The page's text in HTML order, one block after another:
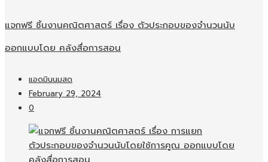
แจกฟรี ชิ้นงานคณิตศาสตร์ เรื่อง ตัวประกอบของจำนวนนับ
ออกแบบโดย คลังสื่อการสอน
แอดมินนมสด
February 29, 2024
0